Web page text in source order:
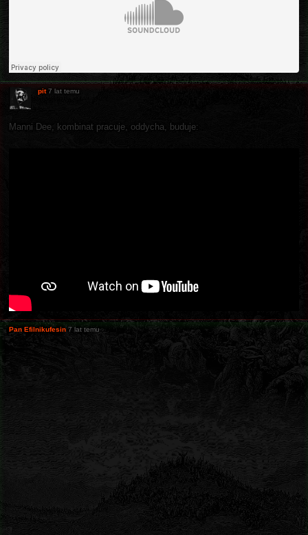
pit 7 lat temu
Manni Dee, kombinat pracuje, oddycha, buduje:
Pan Efilnikufesin 7 lat temu